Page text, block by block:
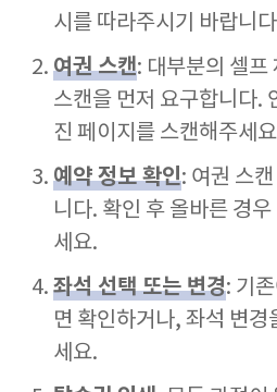
시를 따라주시기 바랍니
여권 스캔: 대부분의 셀프
스캔을 먼저 요구합니다.
진 페이지를 스캔해주세
예약 정보 확인: 여권 스
니다. 확인 후 올바른 경
세요.
좌석 선택 또는 변경: 기
면 확인하거나, 좌석 변
세요.